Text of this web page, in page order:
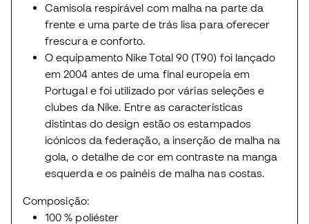
Camisola respirável com malha na parte da
frente e uma parte de trás lisa para oferecer
frescura e conforto.
O equipamento Nike Total 90 (T90) foi lançado
em 2004 antes de uma final europeia em
Portugal e foi utilizado por várias seleções e
clubes da Nike. Entre as características
distintas do design estão os estampados
icónicos da federação, a inserção de malha na
gola, o detalhe de cor em contraste na manga
esquerda e os painéis de malha nas costas.
Composição:
100 % poliéster